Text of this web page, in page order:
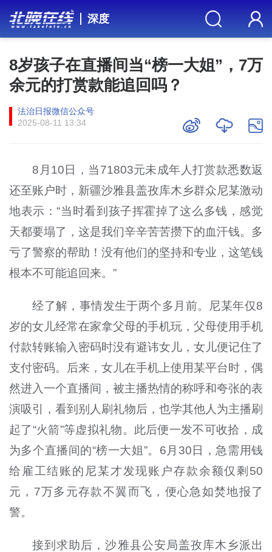
深度
8岁孩子在直播间当“榜一大姐”，7万
余元的打赏款能追回吗？
法治日报微信公众号
2025-08-11 13:34
8月10日，当71803元未成年人打赏款悉数返
还至账户时，新疆沙雅县盖孜库木乡群众尼某激动
地表示：“当时看到孩子挥霍掉了这么多钱，感觉
天都要塌了，这是我们辛辛苦苦攒下的血汗钱。多
亏了警察的帮助！没有他们的坚持和专业，这笔钱
根本不可能追回来。”
经了解，事情发生于两个多月前。尼某年仅8
岁的女儿经常在家拿父母的手机玩，父母使用手机
付款转账输入密码时没有避讳女儿，女儿便记住了
支付密码。后来，女儿在手机上使用某平台时，偶
然进入一个直播间，被主播热情的称呼和夸张的表
演吸引，看到别人刷礼物后，也学其他人为主播刷
起了“火箭”等虚拟礼物。此后便一发不可收拾，成
为多个直播间的“榜一大姐”。6月30日，急需用钱
给雇工结账的尼某才发现账户存款余额仅剩50
元，7万多元存款不翼而飞，便心急如焚地报了
警。
接到求助后，沙雅县公安局盖孜库木乡派出